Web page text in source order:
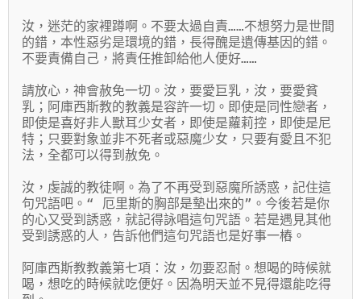
汝，迷茫的家裡蹲啊。不要太過自責……不想努力是世間
的錯，本性惡劣是環境的錯，長得醜是遺傳基因的錯。
不要責備自己，將責任推卸給他人便好……
請放心，神會赦免一切。汝，要愛巨乳，汝，要愛貧
乳；阿庫西斯教的教義是容許一切。即使是同性戀者，
即使是喜好非人獸耳少女者，即使是蘿莉控，即使是尼
特；只要對象並非不死者或惡魔少女，只要有愛且不犯
法，全都可以得到赦免。
汝，虔誠的教徒啊。為了不再受到惡魔所誘惑，記住這
句咒語吧。“ 厄里斯的胸部是墊出來的”。今後若是你
的心又受到誘惑，就記得詠唱這句咒語。若是遇見其他
受到誘惑的人，告訴他們這句咒語也是好事一樁。
阿庫西斯教教義第七項：汝，勿要忍耐。想喝的時候就
喝，想吃的時候就吃便好。因為明天並不見得還能吃得